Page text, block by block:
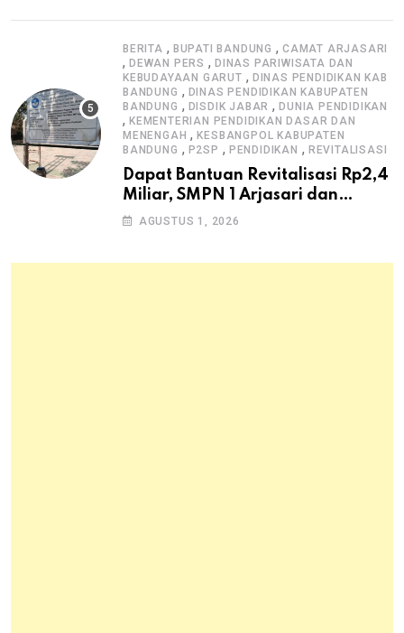
BERITA , BUPATI BANDUNG ,CAMAT ARJASARI
, DEWAN PERS , DINAS PARIWISATA DAN
KEBUDAYAAN GARUT , DINAS PENDIDIKAN KAB
BANDUNG , DINAS PENDIDIKAN KABUPATEN
BANDUNG , DISDIK JABAR ,DUNIA PENDIDIKAN
, KEMENTERIAN PENDIDIKAN DASAR DAN
MENENGAH ,KESBANGPOL KABUPATEN
BANDUNG , P2SP , PENDIDIKAN , REVITALISASI
Dapat Bantuan Revitalisasi Rp2,4
Miliar, SMPN 1 Arjasari dan
Masyarakat Sambut Antusias
AGUSTUS 1, 2026